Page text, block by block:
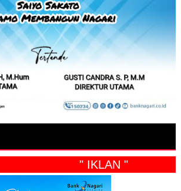
" IKLAN "